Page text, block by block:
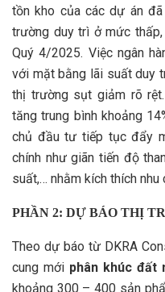
tồn kho của các dự án
trường duy trì ở mức
Quý 4/2025. Việc ngân
với mặt bằng lãi suất duy
thị trường sụt giảm rõ
tăng trung bình khoảng
chủ đầu tư tiếp tục đẩy
chính như giãn tiến độ
suất,… nhằm kích thích nhu
PHẦN 2: DỰ BÁO THỊ
Theo dự báo từ DKRA
cung mới phân khúc đất
khoảng 300 – 400 sản